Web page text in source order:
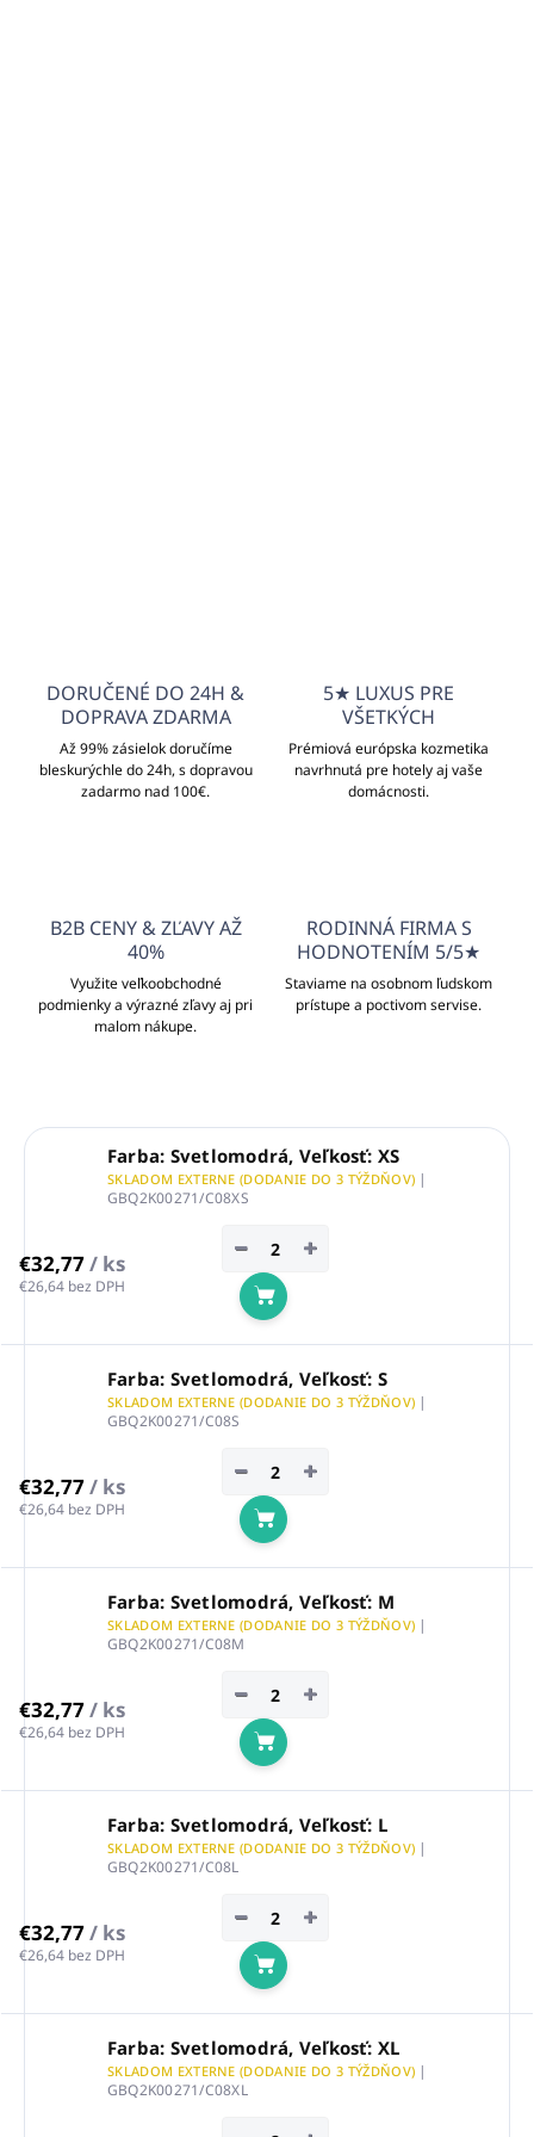
DORUČENÉ DO 24H &
DOPRAVA ZDARMA
Až 99% zásielok doručíme
bleskurýchle do 24h, s dopravou
zadarmo nad 100€.
5★ LUXUS PRE
VŠETKÝCH
Prémiová európska kozmetika
navrhnutá pre hotely aj vaše
domácnosti.
B2B CENY & ZĽAVY AŽ
40%
Využite veľkoobchodné
podmienky a výrazné zľavy aj pri
malom nákupe.
RODINNÁ FIRMA S
HODNOTENÍM 5/5★
Staviame na osobnom ľudskom
prístupe a poctivom servise.
Farba: Svetlomodrá, Veľkosť: XS
SKLADOM EXTERNE (DODANIE DO 3 TÝŽDŇOV) |
GBQ2K00271/C08XS
€32,77/ ks
€26,64 bez DPH
+
−
Do košíka
Farba: Svetlomodrá, Veľkosť: S
SKLADOM EXTERNE (DODANIE DO 3 TÝŽDŇOV) |
GBQ2K00271/C08S
€32,77/ ks
€26,64 bez DPH
+
−
Do košíka
Farba: Svetlomodrá, Veľkosť: M
SKLADOM EXTERNE (DODANIE DO 3 TÝŽDŇOV) |
GBQ2K00271/C08M
€32,77/ ks
€26,64 bez DPH
+
−
Do košíka
Farba: Svetlomodrá, Veľkosť: L
SKLADOM EXTERNE (DODANIE DO 3 TÝŽDŇOV) |
GBQ2K00271/C08L
€32,77/ ks
€26,64 bez DPH
+
−
Do košíka
Farba: Svetlomodrá, Veľkosť: XL
SKLADOM EXTERNE (DODANIE DO 3 TÝŽDŇOV) |
GBQ2K00271/C08XL